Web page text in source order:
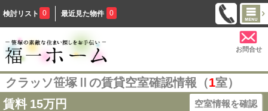
検討リスト 0 最近見た物件 0
お問合せ
クラッソ笹塚Ⅱの賃貸空室確認情報（1室）
賃料 15万円 空室情報を確認